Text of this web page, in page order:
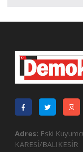
Adres: Eski
KARESİ/BALIKESİR